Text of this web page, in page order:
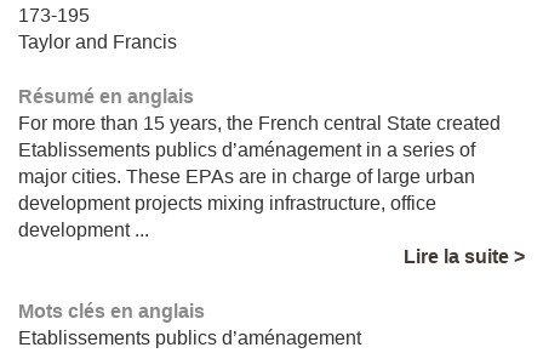
173-195
Taylor and Francis
Résumé en anglais
For more than 15 years, the French central State created
Etablissements publics d’aménagement in a series of
major cities. These EPAs are in charge of large urban
development projects mixing infrastructure, office
development ...
Lire la suite >
Mots clés en anglais
Etablissements publics d’aménagement